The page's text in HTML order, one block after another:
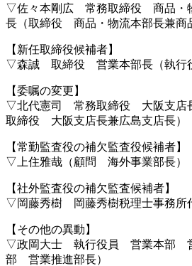
▽佐々本剛広 常務取締役 商品・
長（取締役 商品・物流本部長兼商
【新任取締役候補者】
▽森誠 取締役 営業本部長（執行
【委嘱の変更】
▽北代憲司 常務取締役 大阪支店
取締役 大阪支店長兼広島支店長）
【常勤監査役の補欠監査役候補者】
▽上住雅哉（顧問 海外事業部長）
【社外監査役の補欠監査候補者】
▽岡藤秀樹 岡藤秀樹税理士事務所
【その他の異動】
▽政岡大士 執行役員 営業本部 営
部 営業推進部長）